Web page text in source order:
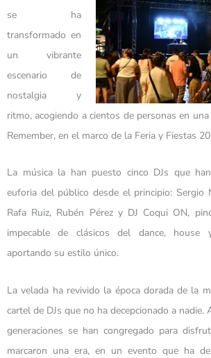
se ha
transformado en
un vibrante
escenario de
nostalgia y
ritmo, acogiendo a cientos de personas en
Remember, en el marco de la Feria y Fiestas
La música la han puesto cinco DJs que
euforia del público desde el principio: Sergio
Rafa Ruiz, Rubén Pérez y DJ Coqui ON,
impecable de clásicos del dance, house
aportando su estilo único.
La velada ha revivido la época dorada de la
cartel de DJs que no ha decepcionado a nadie.
generaciones se han congregado para
marcaron una era, en un evento que ha